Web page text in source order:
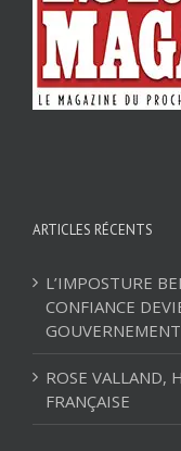
ARTICLES RÉCENTS
L’IMPOSTURE
CONFIANCE
GOUVERNEMENT
ROSE VALLAND,
FRANÇAISE